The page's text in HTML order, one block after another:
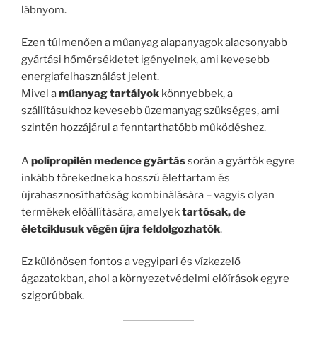
lábnyom.
Ezen túlmenően a műanyag alapanyagok alacsonyabb
gyártási hőmérsékletet igényelnek, ami kevesebb
energiafelhasználást jelent.
Mivel aműanyag tartályok könnyebbek, a
szállításukhoz kevesebb üzemanyag szükséges, ami
szintén hozzájárul a fenntarthatóbb működéshez.
Apolipropilén medence gyártássorán a gyártók egyre
inkább törekednek a hosszú élettartam és
újrahasznosíthatóság kombinálására – vagyis olyan
termékek előállítására, amelyektartósak, de
életciklusuk végén újra feldolgozhatók.
Ez különösen fontos a vegyipari és vízkezelő
ágazatokban, ahol a környezetvédelmi előírások egyre
szigorúbbak.